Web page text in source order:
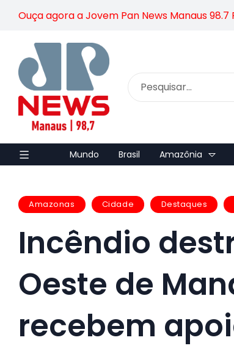
Ouça agora a Jovem Pan News Manaus 98.7
Mundo Brasil Amazônia
Amazonas Cidade Destaques
Incêndio
Oeste de
recebem